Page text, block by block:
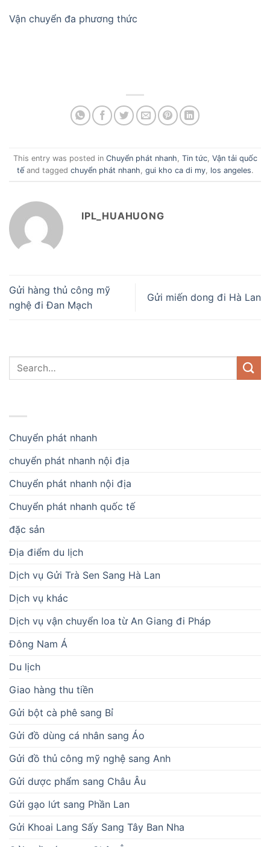
Vận chuyển đa phương thức
This entry was posted in Chuyển phát nhanh Tin tức, Vận tải quốc
tếand tagged chuyển phát nhanh gui kho ca di my, los angeles.
IPL_HUAHUONG
Gửi hàng thủ công mỹ
nghệ đi Đan Mạch
Gửi miến dong đi Hà Lan
Chuyển phát nhanh
chuyển phát nhanh nội địa
Chuyển phát nhanh nội địa
Chuyển phát nhanh quốc tế
đặc sản
Địa điểm du lịch
Dịch vụ Gửi Trà Sen Sang Hà Lan
Dịch vụ khác
Dịch vụ vận chuyển loa từ An Giang đi Pháp
Đông Nam Á
Du lịch
Giao hàng thu tiền
Gửi bột cà phê sang Bỉ
Gửi đồ dùng cá nhân sang Áo
Gửi đồ thủ công mỹ nghệ sang Anh
Gửi dược phẩm sang Châu Âu
Gửi gạo lứt sang Phần Lan
Gửi Khoai Lang Sấy Sang Tây Ban Nha